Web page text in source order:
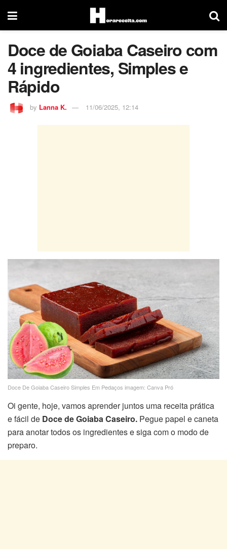
Doce de Goiaba Caseiro com
4 ingredientes, Simples e
Rápido
by Lanna K. 11/06/2025, 12:14
Doce De Goiaba Caseiro Simples Em Pedaços imagem: Canva Pró
Oi gente, hoje, vamos aprender juntos uma receita prática
e fácil de Doce de Goiaba Caseiro. Pegue papel e caneta
para anotar todos os ingredientes e siga com o modo de
preparo.